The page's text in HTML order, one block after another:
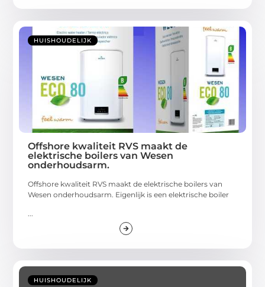
HUISHOUDELIJK
Offshore kwaliteit RVS maakt de
elektrische boilers van Wesen
onderhoudsarm.
Offshore kwaliteit RVS maakt de elektrische boilers van
Wesen onderhoudsarm. Eigenlijk is een elektrische boiler
...
HUISHOUDELIJK